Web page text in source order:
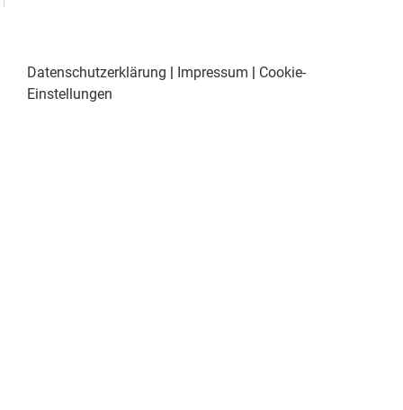
Datenschutzerklärung Impressum
Cookie-
Einstellungen